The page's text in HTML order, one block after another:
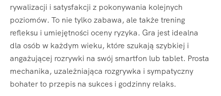
rywalizacji i satysfakcji z pokonywania kolejnych
poziomów. To nie tylko zabawa, ale także trening
refleksu i umiejętności oceny ryzyka. Gra jest idealna
dla osób w każdym wieku, które szukają szybkiej i
angażującej rozrywki na swój smartfon lub tablet. Prosta
mechanika, uzależniająca rozgrywka i sympatyczny
bohater to przepis na sukces i godzinny relaks.